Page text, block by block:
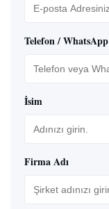
Telefon / WhatsApp
İsim
Firma Adı